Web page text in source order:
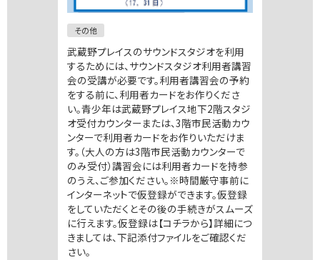
その他
武蔵野プレイスのサウンドスタジオを利用
するためには、サウンドスタジオ利用者講習
会の受講が必要です。利用者講習会の予約
をする前に、利用者カードをお作りくださ
い。青少年は武蔵野プレイス地下2階スタジ
オ受付カウンターまたは、3階市民活動カウ
ンターで利用者カードをお作りいただけま
す。（大人の方は3階市民活動カウンターで
のみ受付）講習会には利用者カードを持参
のうえ、ご参加ください。※時間厳守事前に
インターネットで仮登録ができます。仮登録
をしていただくとその後の手続きがスムーズ
に行えます。仮登録は【コチラから】詳細につ
きましては、下記添付ファイルをご確認くだ
さい。